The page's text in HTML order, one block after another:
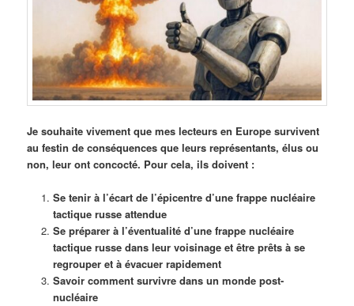
Je souhaite vivement que mes lecteurs en Europe survivent
au festin de conséquences que leurs représentants, élus ou
non, leur ont concocté. Pour cela, ils doivent :
Se tenir à l’écart de l’épicentre d’une frappe nucléaire
tactique russe attendue
Se préparer à l’éventualité d’une frappe nucléaire
tactique russe dans leur voisinage et être prêts à se
regrouper et à évacuer rapidement
Savoir comment survivre dans un monde post-
nucléaire